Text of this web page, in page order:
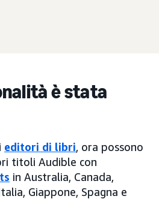
è stata
editori di libri, ora possono
titoli Audible con
in Australia, Canada,
Giappone, Spagna e